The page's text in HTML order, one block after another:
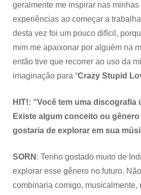
geralmente me inspirar nas minhas
experiências ao começar a
desta vez foi um pouco difícil,
mim me apaixonar por alguém na
então tive que recorrer ao uso da
imaginação para “Crazy Stupid
HIT!: “Você tem uma discografia
Existe algum conceito ou
gostaria de explorar em sua
SORN : Tenho gostado muito de
explorar esse gênero no futuro.
combinaria comigo, musicalmente,